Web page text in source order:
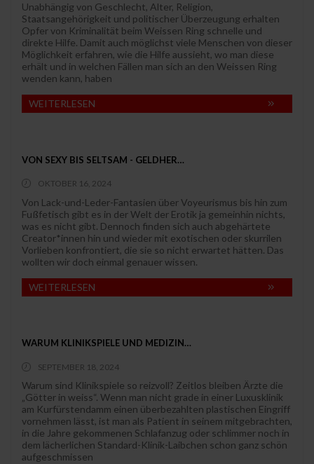
Unabhängig von Geschlecht, Alter, Religion,
Staatsangehörigkeit und politischer Überzeugung erhalten
Opfer von Kriminalität beim Weissen Ring schnelle und
direkte Hilfe. Damit auch möglichst viele Menschen von dieser
Möglichkeit erfahren, wie die Hilfe aussieht, wo man diese
erhält und in welchen Fällen man sich an den Weissen Ring
wenden kann, haben
WEITERLESEN
VON SEXY BIS SELTSAM - GELDHER…
OKTOBER 16, 2024
Von Lack-und-Leder-Fantasien über Voyeurismus bis hin zum
Fußfetisch gibt es in der Welt der Erotik ja gemeinhin nichts,
was es nicht gibt. Dennoch finden sich auch abgehärtete
Creator*innen hin und wieder mit exotischen oder skurrilen
Vorlieben konfrontiert, die sie so nicht erwartet hätten. Das
wollten wir doch einmal genauer wissen.
WEITERLESEN
WARUM KLINIKSPIELE UND MEDIZIN…
SEPTEMBER 18, 2024
Warum sind Klinikspiele so reizvoll? Zeitlos bleiben Ärzte die
„Götter in weiss“. Wenn man nicht grade in einer Luxusklinik
am Kurfürstendamm einen überbezahlten plastischen Eingriff
vornehmen lässt, ist man als Patient in seinem mitgebrachten,
in die Jahre gekommenen Schlafanzug oder schlimmer noch in
dem lächerlichen Standard-Klinik-Laibchen schon ganz schön
aufgeschmissen